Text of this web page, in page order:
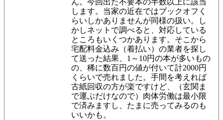
ん。今回出た不要本の半数以上に該当
します。当家の近在ではブックオフく
らいしかありませんが同様の扱い。し
かしネットで調べると、対応している
ところもいくつかあります。そこから
宅配料金込み（着払い）の業者を探し
て送った結果、 1～10円の本が多いもの
の、稀に数百円の値が付いて計2000円
くらいで売れました。手間を考えれば
古紙回収の方が楽ですけど、（玄関ま
で運ぶだけなので）肉体労働は最小限
で済みますし 、たまに売ってみるのも
いいかも。